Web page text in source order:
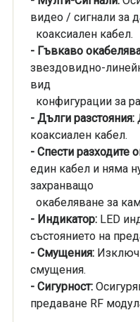
видео / сигнали за
коаксиален кабел.
- Гъвкаво
звездовидно-
вид
конфигурации за
- Дълги разстояния:
коаксиален кабел.
- Спести разходите
един кабел и няма
захранващо
окабеляване за
- Индикатор:LED
състоянието на
- Смущения:
смущения.
- Сигурност:
предаване RF